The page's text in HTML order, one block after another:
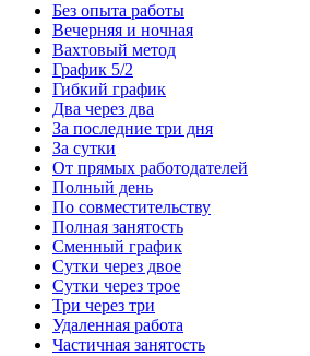
Без опыта работы
Вечерняя и ночная
Вахтовый метод
График 5/2
Гибкий график
Два через два
За последние три дня
За сутки
От прямых работодателей
Полный день
По совместительству
Полная занятость
Сменный график
Сутки через двое
Сутки через трое
Три через три
Удаленная работа
Частичная занятость